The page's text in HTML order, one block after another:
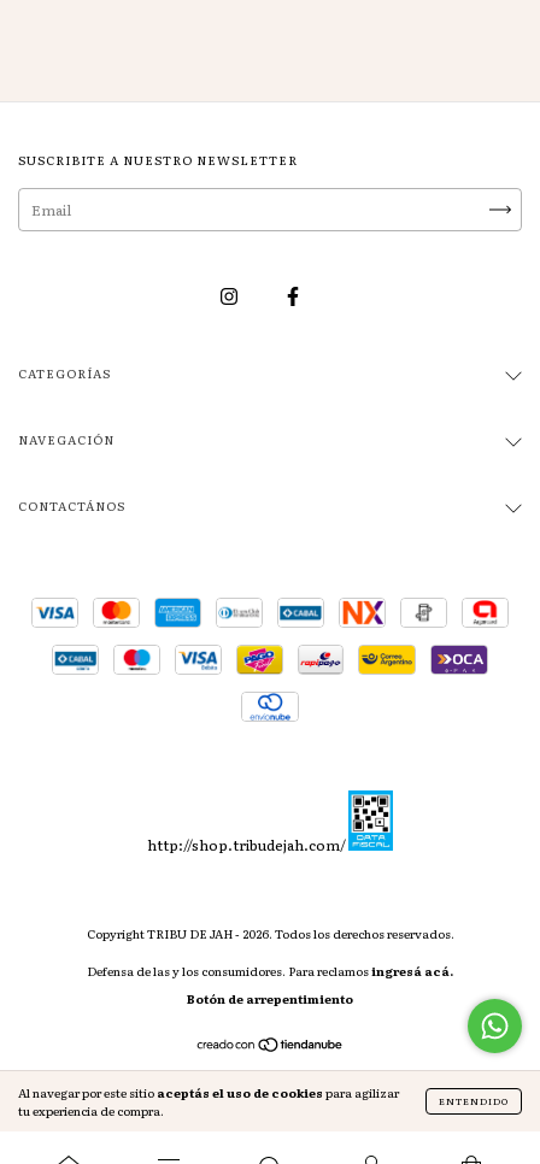
Al navegar por este sitio aceptás el uso de cookies para agilizar
tu experiencia de compra.
ENTENDIDO
SUSCRIBITE A NUESTRO NEWSLETTER
CATEGORÍAS
NAVEGACIÓN
CONTACTÁNOS
http://shop.tribudejah.com/
Copyright TRIBU DE JAH - 2026. Todos los derechos reservados.
Defensa de las y los consumidores. Para reclamosingresá acá.
Botón de arrepentimiento